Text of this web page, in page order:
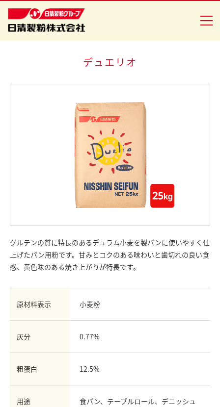
English
Chinese
安全・安心への取り組み
デュエリオ
グルテンの質に特長のあるデュラム小麦を製パンに使いやすく仕
上げたパン用粉です。甘みとコクのある味わいと歯切れの良い食
感、黄色味のある焼き上がりが特長です。
原材料表示 小麦粉
灰分 0.77%
粗蛋白 12.5%
用途
食パン、テーブルロール、デニッシュ